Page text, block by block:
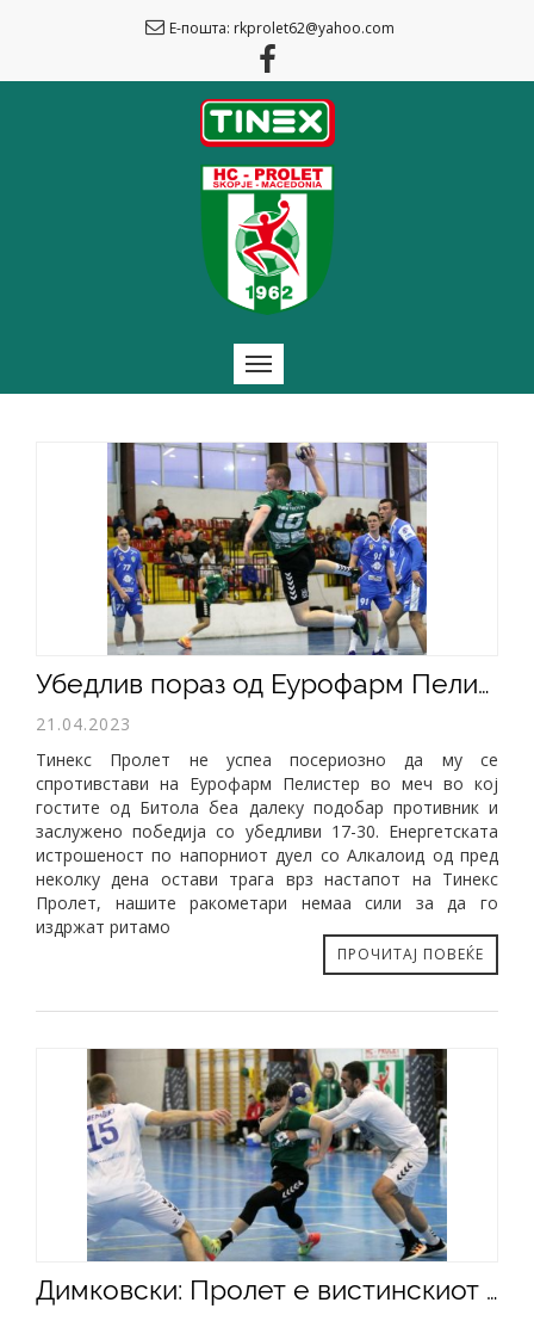
Е-пошта: rkprolet62@yahoo.com
Убедлив пораз од Еурофарм Пелистер (17-30)
21.04.2023
Тинекс Пролет не успеа посериозно да му се
спротивстави на Еурофарм Пелистер во меч во кој
гостите од Битола беа далеку подобар противник и
заслужено победија со убедливи 17-30. Енергетската
истрошеност по напорниот дуел со Алкалоид од пред
неколку дена остави трага врз настапот на Тинекс
Пролет, нашите ракометари немаа сили за да го
издржат ритамо
ПРОЧИТАЈ ПОВЕЌЕ
Димковски: Пролет е вистинскиот тим за мене, против Еурофарм Пелистер ќе се бориме до самиот крај